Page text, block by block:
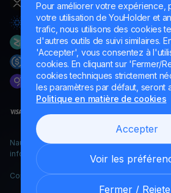
Pour améliorer votre expérience,
votre utilisation de YouHolder et
trafic, nous utilisons des cookies
d'autres outils de suivi similaires.
'Accepter', vous consentez à
cookies. En cliquant sur 'Fermer/
cookies techniques strictement
les paramètres par défaut, seront
Politique en matière de cookies
Accepter
Voir les
Fermer /
Naumard LTD. – uniquement à des fins de
informatique, de recherche et de marketing
Copyright YouHodler, 2026.